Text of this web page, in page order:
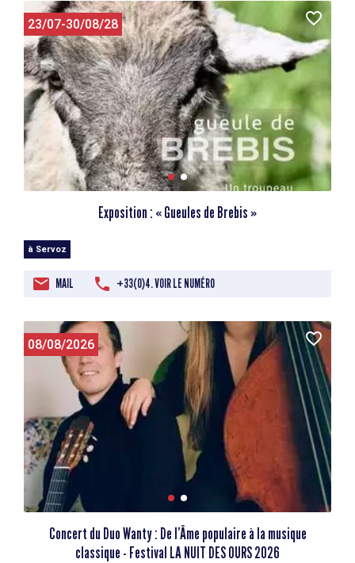
23/07-30/08/28
Exposition : « Gueules de Brebis »
à Servoz
MAIL +33(0)4. VOIR LE NUMÉRO
08/08/2026
Concert du Duo Wanty : De l’Âme populaire à la musique
classique - Festival LA NUIT DES OURS 2026